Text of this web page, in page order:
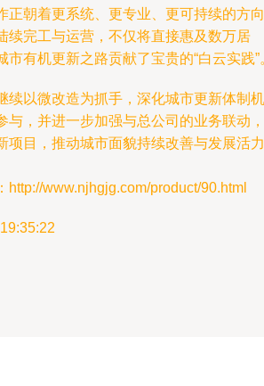
正朝着更系统、更专业、更可持续的方向
续完工与运营，不仅将直接惠及数万居
市有机更新之路贡献了宝贵的“白云实践”
续以微改造为抓手，深化城市更新体制机
与，并进一步加强与总公司的业务联动，
项目，推动城市面貌持续改善与发展活力
http://www.njhgjg.com/product/90.html